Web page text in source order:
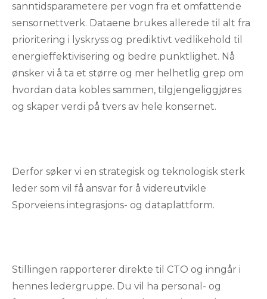
sanntidsparametere per vogn fra et omfattende
sensornettverk. Dataene brukes allerede til alt fra
prioritering i lyskryss og prediktivt vedlikehold til
energieffektivisering og bedre punktlighet. Nå
ønsker vi å ta et større og mer helhetlig grep om
hvordan data kobles sammen, tilgjengeliggjøres
og skaper verdi på tvers av hele konsernet.
Derfor søker vi en strategisk og teknologisk sterk
leder som vil få ansvar for å videreutvikle
Sporveiens integrasjons- og dataplattform.
Stillingen rapporterer direkte til CTO og inngår i
hennes ledergruppe. Du vil ha personal- og